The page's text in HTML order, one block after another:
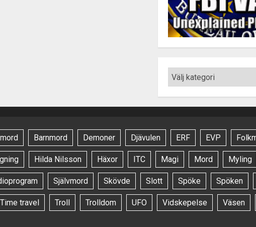
Barnmord Demoner Djävulen ERF EVP
Hilda Nilsson Häxor ITC Magi Mord Myling
Självmord Skövde Slott Spöke Spöken
Time travel Troll Trolldom UFO Vidskepelse Väsen